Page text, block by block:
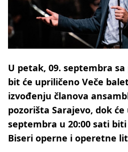
U petak, 09. septembra
bit će upriličeno Veče
izvođenju članova
pozorišta Sarajevo, dok će
septembra u 20:00 sati
Biseri operne i operetne